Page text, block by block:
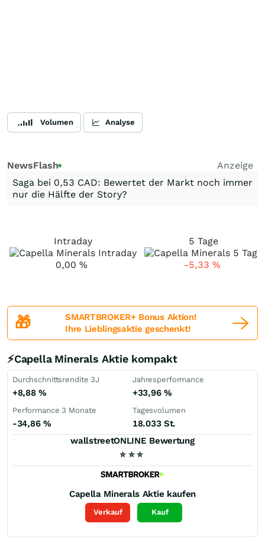
Volumen Analyse
NewsFlash
Anzeige
Saga bei 0,53 CAD: Bewertet der Markt noch immer
nur die Hälfte der Story?
Intraday
0,00 %
5 Tage
-5,33 %
🎁
SMARTBROKER+ Bonus Aktion!
Ihre Lieblingsaktie geschenkt!
⚡Capella Minerals Aktie kompakt
Durchschnittsrendite 3J
+8,88%
Jahresperformance
+33,96 %
Performance 3 Monate
-34,86 %
Tagesvolumen
18.033 St.
wallstreetONLINE Bewertung
⭐ ⭐ ⭐
Capella Minerals Aktie kaufen
Verkauf Kauf